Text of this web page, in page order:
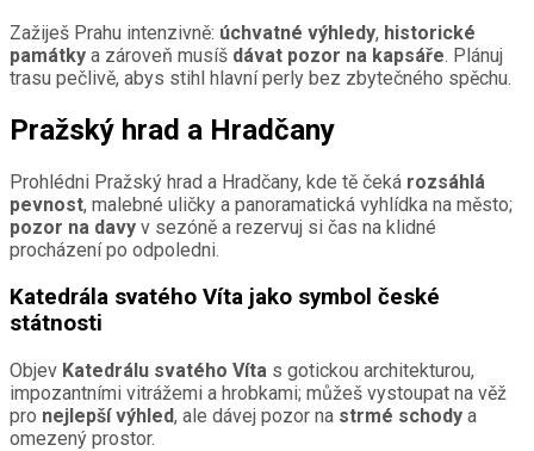
Zažiješ Prahu intenzivně: úchvatné výhledy, historické
památky a zároveň musíš dávat pozor na kapsáře. Plánuj
trasu pečlivě, abys stihl hlavní perly bez zbytečného spěchu.
Pražský hrad a Hradčany
Prohlédni Pražský hrad a Hradčany, kde tě čeká rozsáhlá
pevnost, malebné uličky a panoramatická vyhlídka na město;
pozor na davy v sezóně a rezervuj si čas na klidné
procházení po odpoledni.
Katedrála svatého Víta jako symbol české
státnosti
Objev Katedrálu svatého Víta s gotickou architekturou,
impozantními vitrážemi a hrobkami; můžeš vystoupat na věž
pro nejlepší výhled, ale dávej pozor na strmé schody a
omezený prostor.